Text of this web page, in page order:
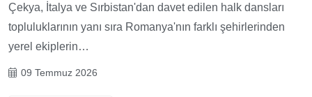
Çekya, İtalya ve Sırbistan'dan davet edilen halk dansları
topluluklarının yanı sıra Romanya'nın farklı şehirlerinden
yerel ekiplerin…
09 Temmuz 2026